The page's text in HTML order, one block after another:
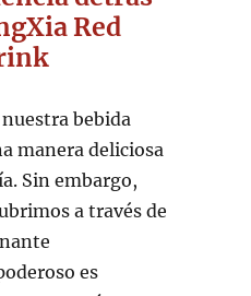
Red
bebida
manera deliciosa
Sin embargo,
a través de
es